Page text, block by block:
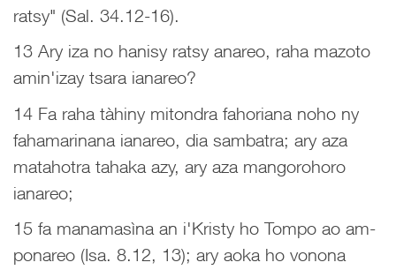
ratsy" (Sal. 34.12-16).
13 Ary iza no hanisy ratsy anareo, raha mazoto
amin'izay tsara ianareo?
14 Fa raha tàhiny mitondra fahoriana noho ny
fahamarinana ianareo, dia sambatra; ary aza
matahotra tahaka azy, ary aza mangorohoro
ianareo;
15 fa manamasìna an i'Kristy ho Tompo ao am-
ponareo (Isa. 8.12, 13); ary aoka ho vonona